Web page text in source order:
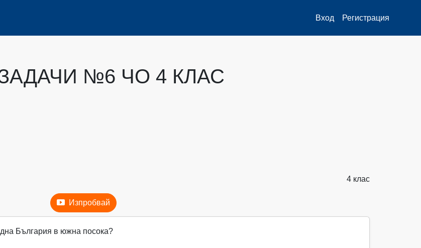
Вход Регистрация
№6 ЧО 4 КЛАС
4 клас
Изпробвай
България в южна посока?